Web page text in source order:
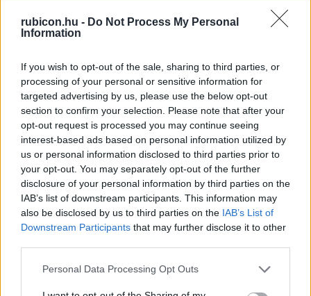
rubicon.hu - Do Not Process My Personal
Information
If you wish to opt-out of the sale, sharing to third parties, or
processing of your personal or sensitive information for
targeted advertising by us, please use the below opt-out
section to confirm your selection. Please note that after your
opt-out request is processed you may continue seeing
interest-based ads based on personal information utilized by
us or personal information disclosed to third parties prior to
your opt-out. You may separately opt-out of the further
disclosure of your personal information by third parties on the
IAB’s list of downstream participants. This information may
also be disclosed by us to third parties on the IAB’s List of
Downstream Participants that may further disclose it to other
Please note that this website/app uses one or more Google
Personal Data Processing Opt Outs
Egyszer azonban Ankhiszész nagyon berúgott és kifecsegte a
titkot. Zeusz bosszúból lesújtott villámával, de Ankhiszész
Több mint 370 korábbi lapszámunk
tartalma
Rubicon Online rovatok cikkei
Hirdetésmentes olvasó felület
Kedvenc cikkek elmentése, könyvjelzők
Az első hónap csak 200 Ft-ba kerül. Próbálja
ki!
KIPRÓBÁLOM 200 FT-ÉRT